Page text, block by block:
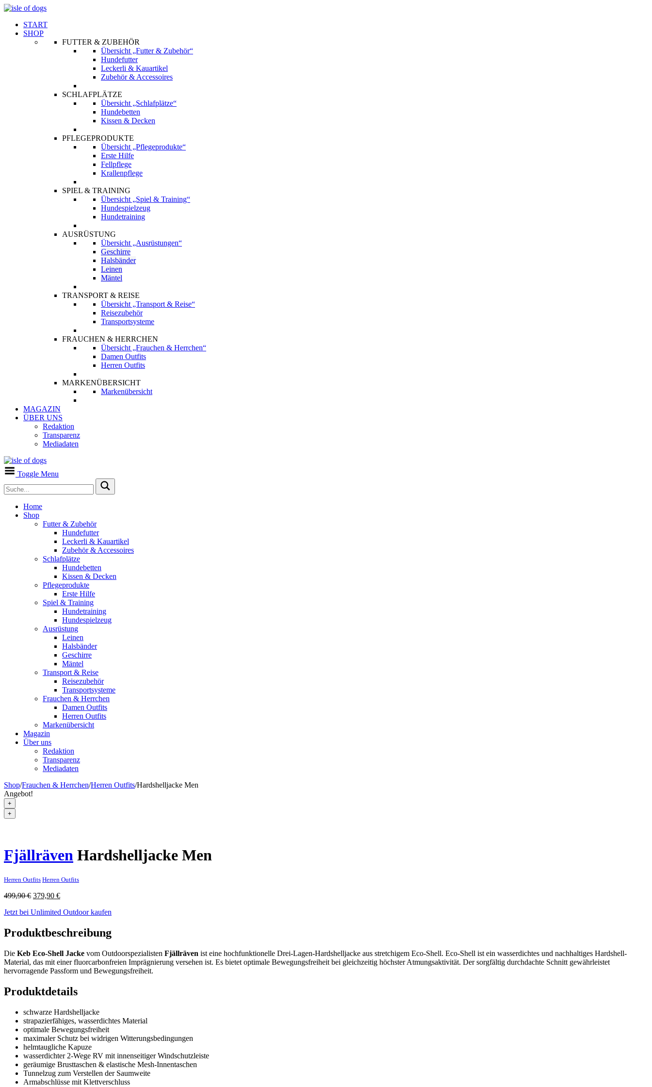
START
SHOP
FUTTER & ZUBEHÖR
Übersicht „Futter & Zubehör“
Hundefutter
Leckerli & Kauartikel
Zubehör & Accessoires
SCHLAFPLÄTZE
Übersicht „Schlafplätze“
Hundebetten
Kissen & Decken
PFLEGEPRODUKTE
Übersicht „Pflegeprodukte“
Erste Hilfe
Fellpflege
Krallenpflege
SPIEL & TRAINING
Übersicht „Spiel & Training“
Hundespielzeug
Hundetraining
AUSRÜSTUNG
Übersicht „Ausrüstungen“
Geschirre
Halsbänder
Leinen
Mäntel
TRANSPORT & REISE
Übersicht „Transport & Reise“
Reisezubehör
Transportsysteme
FRAUCHEN & HERRCHEN
Übersicht „Frauchen & Herrchen“
Damen Outfits
Herren Outfits
MARKENÜBERSICHT
Markenübersicht
MAGAZIN
ÜBER UNS
Redaktion
Transparenz
Mediadaten
Toggle Menu
Home
Shop
Futter & Zubehör
Hundefutter
Leckerli & Kauartikel
Zubehör & Accessoires
Schlafplätze
Hundebetten
Kissen & Decken
Pflegeprodukte
Erste Hilfe
Spiel & Training
Hundetraining
Hundespielzeug
Ausrüstung
Leinen
Halsbänder
Geschirre
Mäntel
Transport & Reise
Reisezubehör
Transportsysteme
Frauchen & Herrchen
Damen Outfits
Herren Outfits
Markenübersicht
Magazin
Über uns
Redaktion
Transparenz
Mediadaten
Shop/Frauchen & Herrchen/Herren Outfits/Hardshelljacke Men
Angebot!
+
+
Fjällräven Hardshelljacke Men
Herren Outfits Herren Outfits
499,90€ Ursprünglicher
war:
379,90 €Aktueller
ist:
Jetzt bei Unlimited Outdoor kaufen
Produktbeschreibung
Die Keb Eco-Shell Jacke vom Outdoorspezialisten Fjällräven ist eine hochfunktionelle Drei-Lagen-Hardshelljacke aus stretchigem Eco-Shell. Eco-Shell ist ein wasserdichtes und nachhaltiges Hardshell-
Material, das mit einer fluorcarbonfreien Imprägnierung versehen ist. Es bietet optimale Bewegungsfreiheit bei gleichzeitig höchster Atmungsaktivität. Der sorgfältig durchdachte Schnitt gewährleistet
hervorragende Passform und Bewegungsfreiheit.
Produktdetails
schwarze Hardshelljacke
strapazierfähiges, wasserdichtes Material
optimale Bewegungsfreiheit
maximaler Schutz bei widrigen Witterungsbedingungen
helmtaugliche Kapuze
wasserdichter 2-Wege RV mit innenseitiger Windschutzleiste
geräumige Brusttaschen & elastische Mesh-Innentaschen
Tunnelzug zum Verstellen der Saumweite
Armabschlüsse mit Klettverschluss